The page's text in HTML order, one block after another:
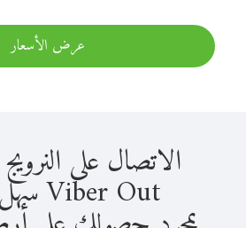
عرض الأسعار
الاتصال على
Viber Out سهل للغاية.